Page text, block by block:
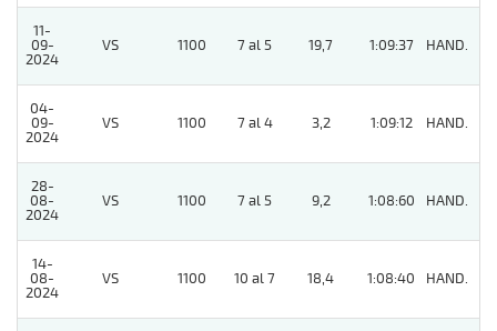
11-
09-
2024
VS 1100 7 al 5 19,7 1:09:37 HAND.
04-
09-
2024
VS 1100 7 al 4 3,2 1:09:12 HAND.
28-
08-
2024
VS 1100 7 al 5 9,2 1:08:60 HAND.
14-
08-
2024
VS 1100 10 al 7 18,4 1:08:40 HAND.